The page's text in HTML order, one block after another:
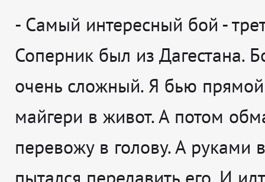
- Самый интересный бой -
Соперник был из Дагестана.
очень сложный. Я бью
майгери в живот. А потом
перевожу в голову. А руками